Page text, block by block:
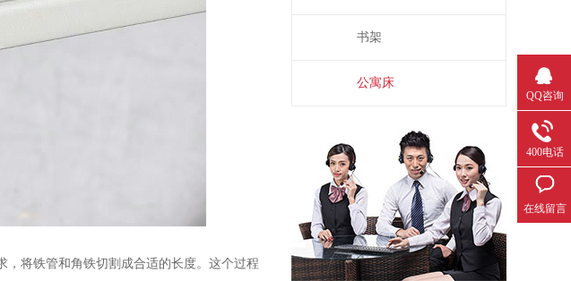
将铁管和角铁切割成合适的长度。这个过程
书架
公寓床
QQ咨询
400电话
在线留言